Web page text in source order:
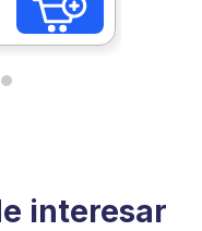
interesar